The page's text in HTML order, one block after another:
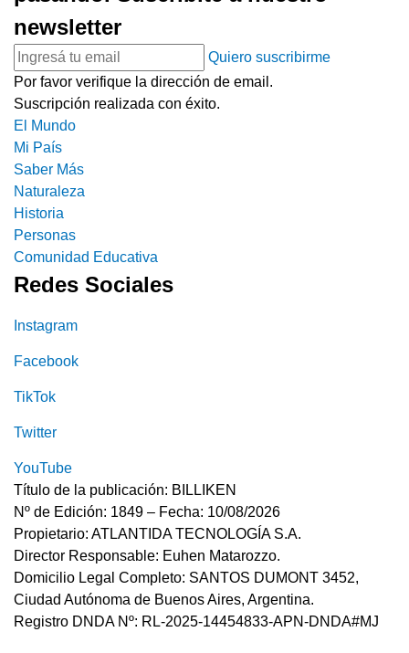
newsletter
Quiero suscribirme
Por favor verifique la dirección de email.
Suscripción realizada con éxito.
El Mundo
Mi País
Saber Más
Naturaleza
Historia
Personas
Comunidad Educativa
Redes Sociales
Instagram
Facebook
TikTok
Twitter
YouTube
Título de la publicación: BILLIKEN
Nº de Edición: 1849 – Fecha: 10/08/2026
Propietario: ATLANTIDA TECNOLOGÍA S.A.
Director Responsable: Euhen Matarozzo.
Domicilio Legal Completo: SANTOS DUMONT 3452,
Ciudad Autónoma de Buenos Aires, Argentina.
Registro DNDA Nº: RL-2025-14454833-APN-DNDA#MJ